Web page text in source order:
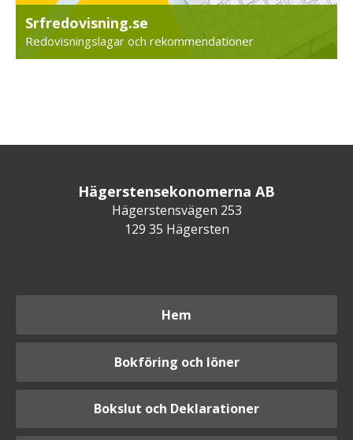
Srfredovisning.se
Redovisningslagar och rekommendationer
Hägerstensekonomerna AB
Hägerstensvägen 253
129 35 Hägersten
Hem
Bokföring och löner
Bokslut och Deklarationer